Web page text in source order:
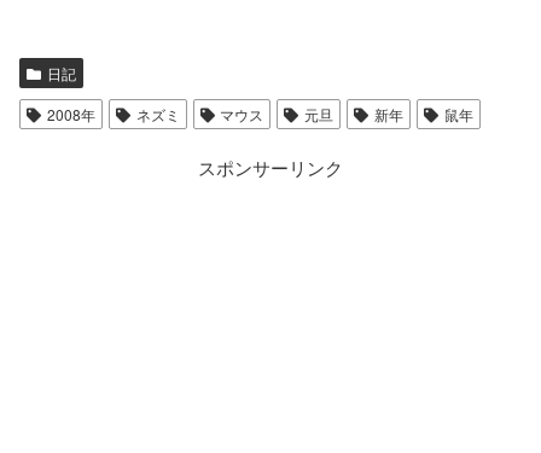
日記
2008年 ネズミ マウス 元旦 新年 鼠年
スポンサーリンク